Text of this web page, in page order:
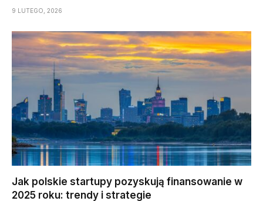
9 LUTEGO, 2026
Jak polskie startupy pozyskują finansowanie w
2025 roku: trendy i strategie